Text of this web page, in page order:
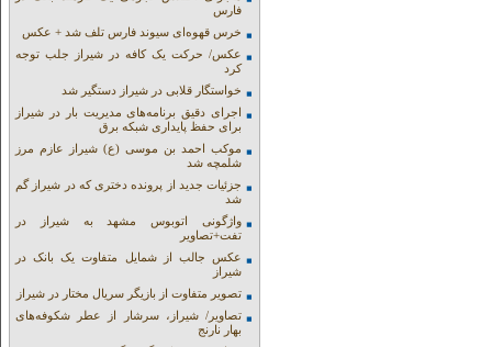
فارس
خرس قهوه‌ای سیوند فارس تلف شد + عکس
عکس/ حرکت یک کافه در شیراز جلب توجه
کرد
خواستگار قلابی در شیراز دستگیر شد
اجرای دقیق برنامه‌های مدیریت بار در شیراز
برای حفظ پایداری شبکه برق
موکب احمد بن موسی (ع) شیراز عازم مرز
شلمچه شد
جزئیات جدید از پرونده دختری که در شیراز گم
شد
واژگونی اتوبوس مشهد به شیراز در
تفت+تصاویر
عکس جالب از شمایل متفاوت یک بانک در
شیراز
تصویر متفاوت از بازیگر سریال مختار در شیراز
تصاویر/ شیراز، سرشار از عطر شکوفه‌های
بهار نارنج